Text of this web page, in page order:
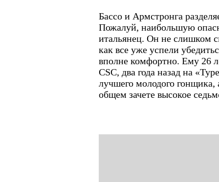
Бассо и Армстронга
Пожалуй, наибольшую
итальянец. Он не слишком
как все уже успели
вполне комфортно. Ему 26
CSC, два года назад на
лучшего молодого гонщика,
общем зачете высокое